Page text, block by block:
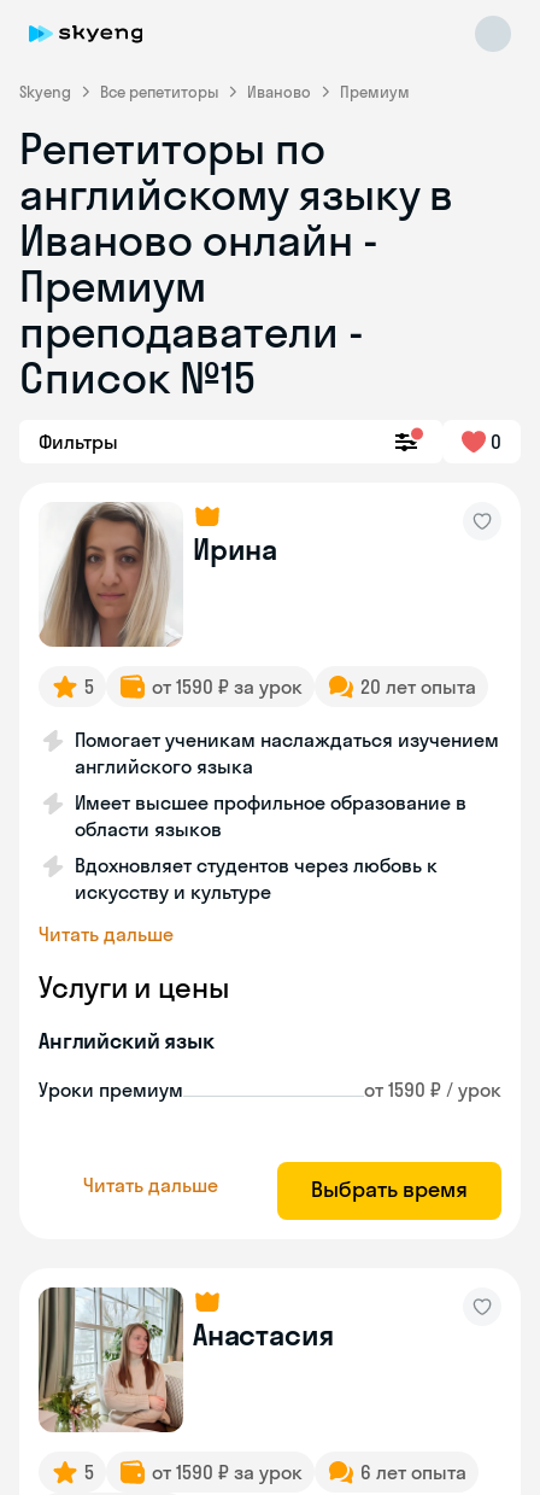
Skyeng Все репетиторы Иваново Премиум
Репетиторы по
английскому языку в
Иваново онлайн -
Премиум
преподаватели -
Список №15
Фильтры 0
Ирина
5 от 1590 ₽ за урок 20 лет опыта
Помогает ученикам наслаждаться изучением
английского языка
Имеет высшее профильное образование в
области языков
Вдохновляет студентов через любовь к
искусству и культуре
Читать дальше
Услуги и цены
Английский язык
Уроки премиум от 1590 ₽ / урок
Читать дальше Выбрать время
Анастасия
5 от 1590 ₽ за урок
6 лет опыта
Skyeng Chat
online